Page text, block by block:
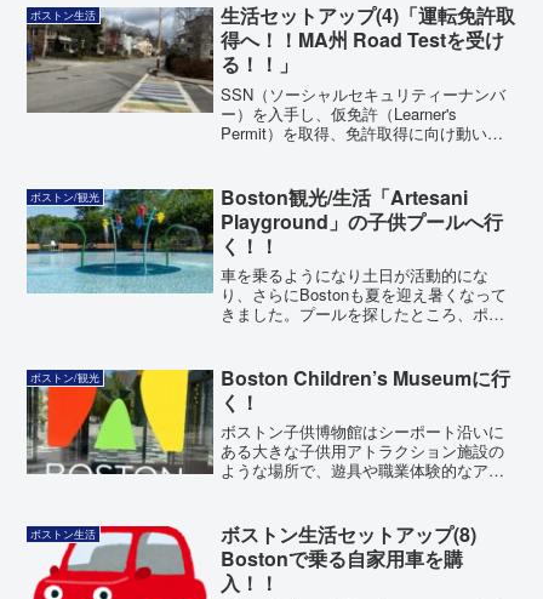
ボストン生活
生活セットアップ(4)「運転免許取
得へ！！MA州 Road Testを受け
る！！」
SSN（ソーシャルセキュリティーナンバ
ー）を入手し、仮免許（Learner's
Permit）を取得、免許取得に向け動いて
仮免許取得後からの経緯をレポートしま
す！果たして合格出来るのか!?
ボストン/観光
Boston観光/生活「Artesani
Playground」の子供プールへ行
く！！
車を乗るようになり土日が活動的にな
り、さらにBostonも夏を迎え暑くなって
きました。プールを探したところ、ポス
もらいました！初めてのアメリカでのプ
ール訪問となりました！なにより公共で
Freeというのが助かります！
ボストン/観光
Boston Children’s Museumに行
く！
ボストン子供博物館はシーポート沿いに
ある大きな子供用アトラクション施設の
ような場所で、遊具や職業体験的なアト
様には本当にオススメです！！
ボストン生活
ボストン生活セットアップ(8)
Bostonで乗る自家用車を購
入！！